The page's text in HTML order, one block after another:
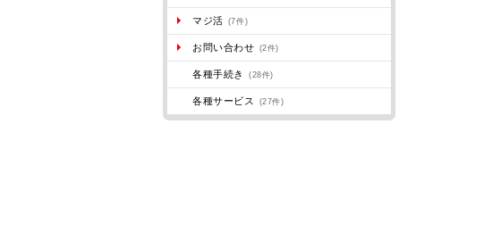
マジ活 (7件)
お問い合わせ (2件)
各種手続き (28件)
各種サービス (27件)